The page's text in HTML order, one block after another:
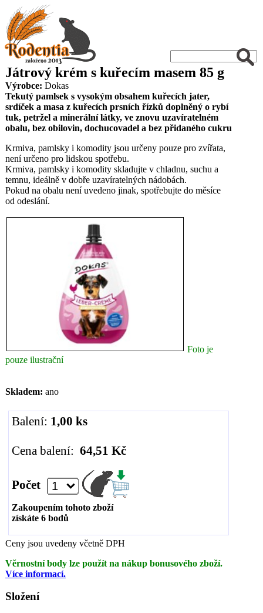
Játrový krém s kuřecím masem 85 g
Výrobce: Dokas
Tekutý pamlsek s vysokým obsahem kuřecích jater,
srdíček a masa z kuřecích prsních řízků doplněný o rybí
tuk, petržel a minerální látky, ve znovu uzavíratelném
obalu, bez obilovin, dochucovadel a bez přidaného cukru
Krmiva, pamlsky i komodity jsou určeny pouze pro zvířata,
není určeno pro lidskou spotřebu.
Krmiva, pamlsky i komodity skladujte v chladnu, suchu a
temnu, ideálně v dobře uzavíratelných nádobách.
Pokud na obalu není uvedeno jinak, spotřebujte do měsíce
od odeslání.
Foto je
pouze ilustrační
Skladem: ano
Balení: 1,00 ks
Cena balení: 64,51 Kč
Počet
Zakoupením tohoto zboží
získáte 6 bodů
Ceny jsou uvedeny včetně DPH
Věrnostní body lze použít na nákup bonusového zboží.
Více informací.
Složení